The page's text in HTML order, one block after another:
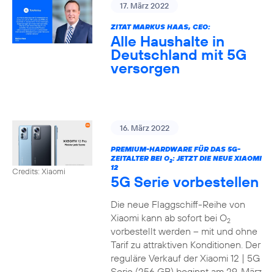
17. März 2022
ZITAT MARKUS HAAS, CEO:
Alle Haushalte in
Deutschland mit 5G
versorgen
Credits: Xiaomi
16. März 2022
PREMIUM-HARDWARE FÜR DAS 5G-
ZEITALTER BEI O2: JETZT DIE NEUE XIAOMI
12
5G Serie vorbestellen
Die neue Flaggschiff-Reihe von
Xiaomi kann ab sofort bei O2
vorbestellt werden – mit und ohne
Tarif zu attraktiven Konditionen. Der
reguläre Verkauf der Xiaomi 12 | 5G